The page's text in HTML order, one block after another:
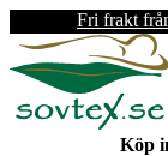
Fri frakt
Köp